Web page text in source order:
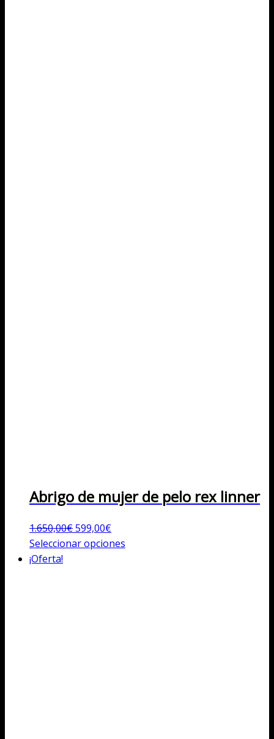
Abrigo de mujer de pelo rex linner
1.650,00€El
precio
599,00€El
precio
Seleccionar opciones
¡Oferta!